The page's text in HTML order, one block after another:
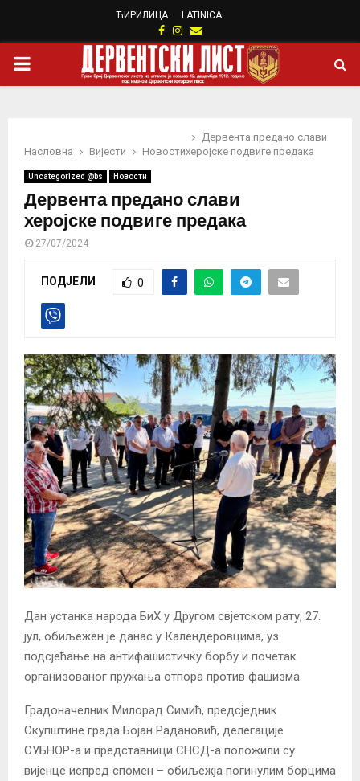
ЋИРИЛИЦА LATINICA
Facebook
Instagram
Email
PRIMARY
Насловна Вијести Новости
Дервента предано слави
херојске подвиге предака
Uncategorized @bs Новости
Дервента предано слави
херојске подвиге предака
27/07/2024
ПОДЈЕЛИ 0
Дан устанка народа БиХ у Другом свјетском рату, 27.
јул, обиљежен је данас у Календеровцима, уз
подсјећање на антифашистичку борбу и почетак
организованог пружања отпора против фашизма.
Градоначелник Милорад Симић, предсједник
Скупштине града Бојан Радановић, делегације
СУБНОР-а и представници СНСД-а положили су
вијенце испред спомен – обиљежја погинулим борцима